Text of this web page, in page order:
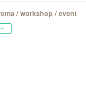
/ workshop / event